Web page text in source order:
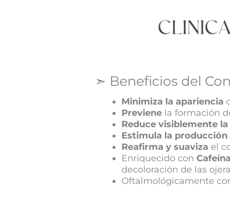
➣ Beneficios del
Minimiza la apariencia
Previene la formación
Reduce visiblemente
Estimula la producción
Reafirma y suaviza el
Enriquecido conCafeína
decoloración de las
Oftalmológicamente